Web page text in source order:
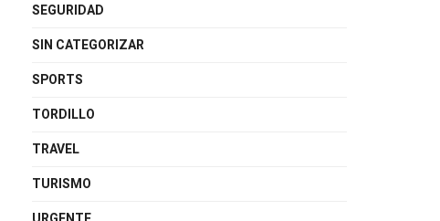
SEGURIDAD
SIN CATEGORIZAR
SPORTS
TORDILLO
TRAVEL
TURISMO